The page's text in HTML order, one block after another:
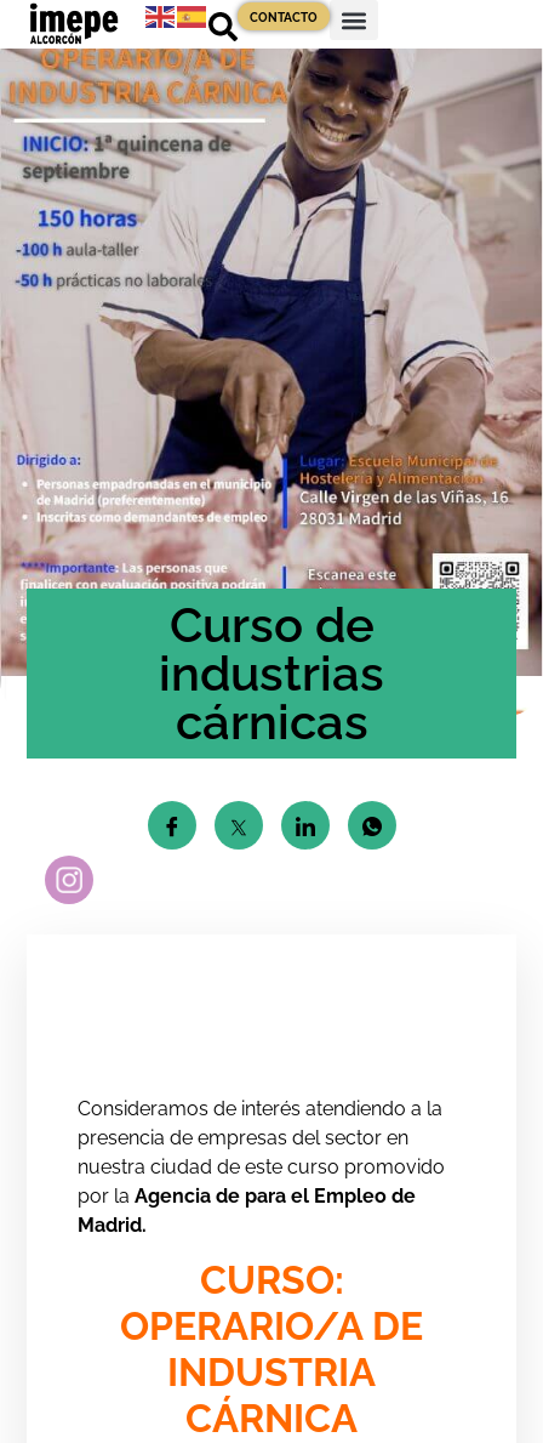
CONTACTO
Curso de
industrias
cárnicas
Consideramos de interés atendiendo a la
presencia de empresas del sector en
nuestra ciudad de este curso promovido
por laAgencia de para el Empleo de
Madrid.
CURSO:
OPERARIO/A DE
INDUSTRIA
CÁRNICA